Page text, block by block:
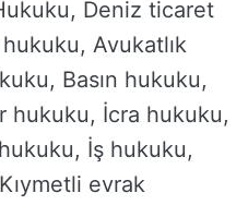
Deniz ticaret
Avukatlık
Basın hukuku,
hukuku, İcra hukuku,
İş hukuku,
evrak